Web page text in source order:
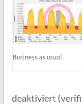
Business as usual.
deaktiviert